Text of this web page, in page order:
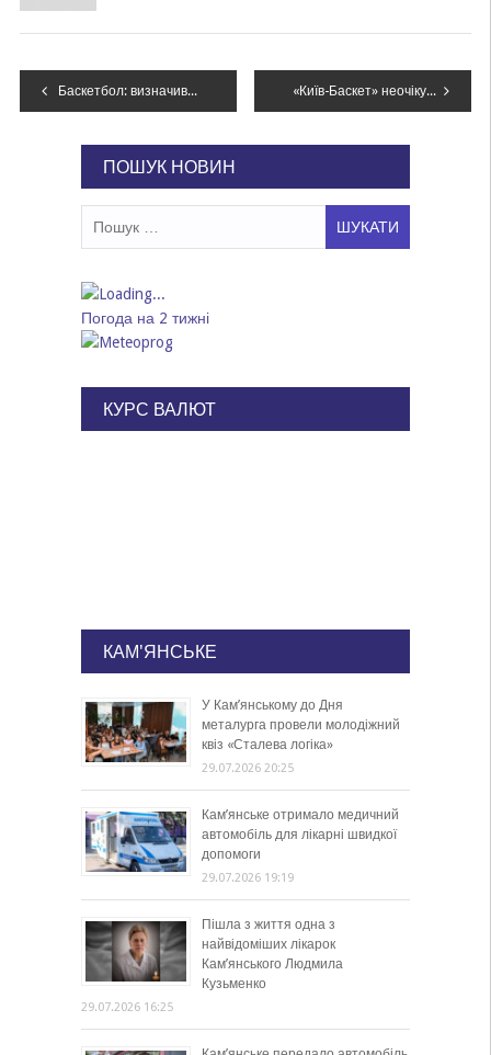
Навігація
Баскетбол: визначився останній учасник «Фіналу чотирьох» «Київ-Баскет» неочікувано поступився аутсайдеру у Кубку Європи ФІБА
ПОШУК НОВИН
Погода на 2 тижні
КУРС ВАЛЮТ
КАМ'ЯНСЬКЕ
У Кам’янському до Дня
металурга провели молодіжний
квіз «Сталева логіка»
29.07.2026 20:25
Кам’янське отримало медичний
автомобіль для лікарні швидкої
допомоги
29.07.2026 19:19
Пішла з життя одна з
найвідоміших лікарок
Кам’янського Людмила
Кузьменко
29.07.2026 16:25